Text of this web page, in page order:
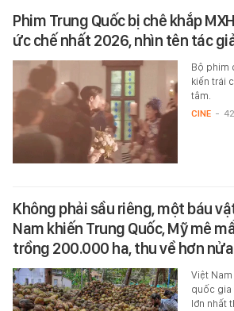
Phim Trung Quốc bị chê khắp
ức chế nhất 2026, nhìn tên tác
Bộ phim
kiến trái
tâm.
CINE -
Không phải sầu riêng, một báu
Nam khiến Trung Quốc, Mỹ mê
trồng 200.000 ha, thu về hơn
Việt
quốc gia
lớn nhất